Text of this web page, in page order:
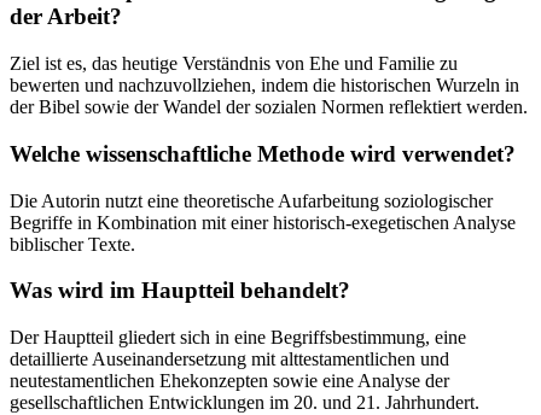
der Arbeit?
Ziel ist es, das heutige Verständnis von Ehe und Familie zu
bewerten und nachzuvollziehen, indem die historischen Wurzeln in
der Bibel sowie der Wandel der sozialen Normen reflektiert werden.
Welche wissenschaftliche Methode wird verwendet?
Die Autorin nutzt eine theoretische Aufarbeitung soziologischer
Begriffe in Kombination mit einer historisch-exegetischen Analyse
biblischer Texte.
Was wird im Hauptteil behandelt?
Der Hauptteil gliedert sich in eine Begriffsbestimmung, eine
detaillierte Auseinandersetzung mit alttestamentlichen und
neutestamentlichen Ehekonzepten sowie eine Analyse der
gesellschaftlichen Entwicklungen im 20. und 21. Jahrhundert.